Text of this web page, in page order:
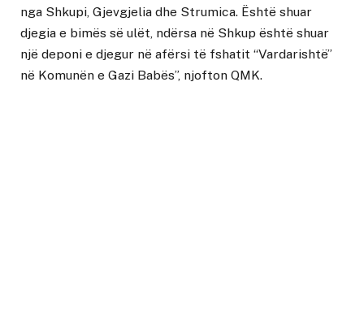
nga Shkupi, Gjevgjelia dhe Strumica. Është shuar
djegia e bimës së ulët, ndërsa në Shkup është shuar
një deponi e djegur në afërsi të fshatit “Vardarishtë”
në Komunën e Gazi Babës”, njofton QMK.